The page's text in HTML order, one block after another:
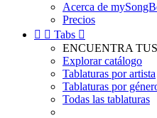
Acerca de
Precios
  Tabs 
ENCUENTRA
Explorar catálogo
Tablaturas por artista
Tablaturas por
Todas las tablaturas